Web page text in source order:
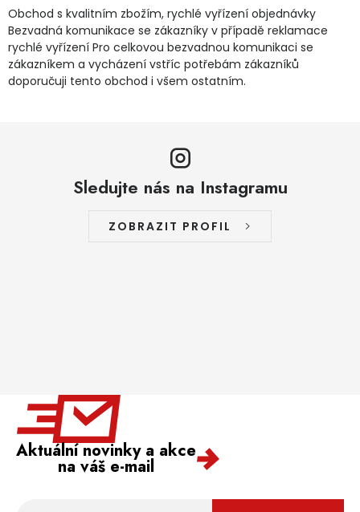
Obchod s kvalitním zbožím, rychlé vyřízení objednávky
Bezvadná komunikace se zákazníky v případě reklamace
rychlé vyřízení Pro celkovou bezvadnou komunikaci se
zákazníkem a vycházení vstříc potřebám zákazníků
doporučuji tento obchod i všem ostatním.
Sledujte nás na Instagramu
ZOBRAZIT PROFIL
Aktuální novinky a akce
na váš e-mail